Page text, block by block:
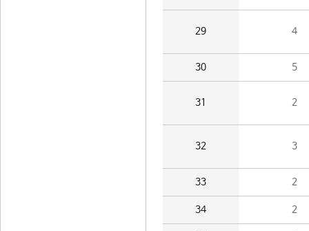
29 4
30 5
31 2
32 3
33 2
34 2